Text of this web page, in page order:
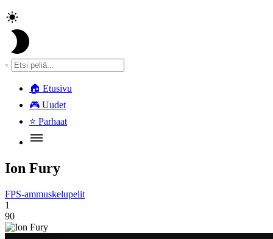
🏠 Etusivu
🎮 Uudet
⭐ Parhaat
Ion Fury
FPS-ammuskelupelit
1
90